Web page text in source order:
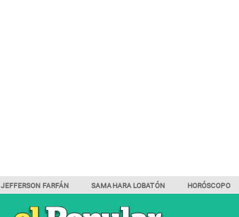
JEFFERSON FARFÁN SAMAHARA LOBATÓN HORÓSCOPO